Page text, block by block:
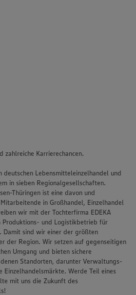
Karrierechancen.
deutschen Lebensmitteleinzelhandel und
in sieben Regionalgesellschaften.
Thüringen ist eine davon und
in Großhandel, Einzelhandel
wir mit der Tochterfirma EDEKA
Produktions- und Logistikbetrieb für
Damit sind wir einer der größten
der Region. Wir setzen auf gegenseitigen
Umgang und bieten sichere
Standorten, darunter Verwaltungs-
Einzelhandelsmärkte. Werde Teil eines
mit uns die Zukunft des